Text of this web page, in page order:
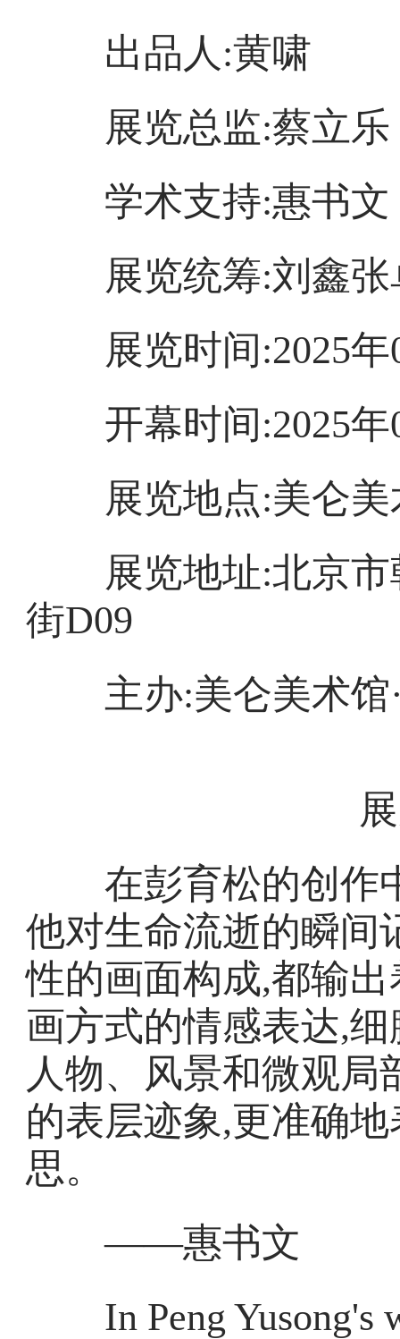
出品人:黄啸
展览总监:蔡立乐
学术支持:惠书文
展览统筹:刘鑫张
展览时间:2025年
开幕时间:2025年
展览地点:美仑美
展览地址:北京市
街D09
主办:美仑美术馆·
在彭育松的创作
他对生命流逝的瞬间
性的画面构成,都输
画方式的情感表达,
人物、风景和微观局
的表层迹象,更准确
思。
——惠书文
In Peng Yusong's